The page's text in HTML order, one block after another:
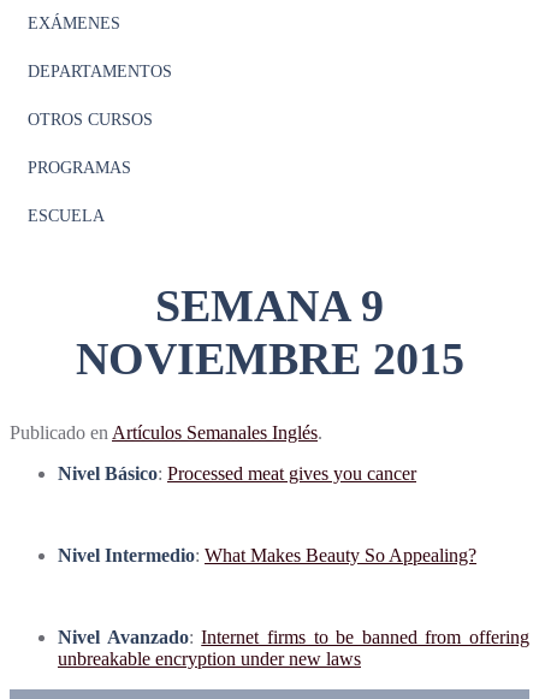
EXÁMENES
DEPARTAMENTOS
OTROS CURSOS
PROGRAMAS
ESCUELA
SEMANA 9
NOVIEMBRE 2015
Publicado en Artículos Semanales Inglés.
Nivel Básico: Processed meat gives you cancer
Nivel Intermedio: What Makes Beauty So Appealing?
Nivel Avanzado:Internet firms to be banned from offering
unbreakable encryption under new laws